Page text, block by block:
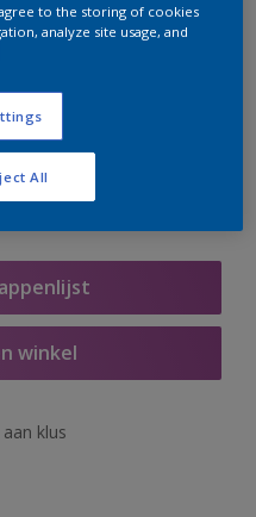
de gaten, we werken
te vullen.
winkel
klus
to the storing of cookies
analyze site usage, and
All